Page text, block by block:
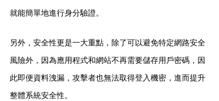
就能簡單地進行身分驗證。
另外，安全性更是一大重點，除了可以避免特定網路安全
風險外，因為應用程式和網站不再需要儲存用戶密碼，因
此即便資料洩漏，攻擊者也無法取得登入機密，進而提升
整體系統安全性。